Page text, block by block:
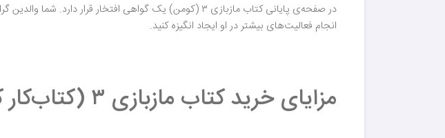
در صفحه‌ی پایانی کتاب مازبازی ۳ (کومن) یک گواهی افتخار
انجام فعالیت‌های بیشتر در او ایجاد انگیزه کنید.
مزایای خرید کتاب مازبازی ۳ (کتاب‌کار کومن):